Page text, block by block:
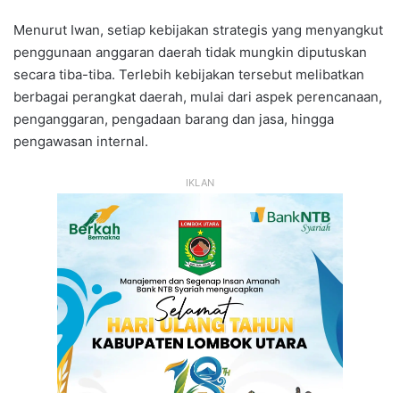
Menurut Iwan, setiap kebijakan strategis yang menyangkut
penggunaan anggaran daerah tidak mungkin diputuskan
secara tiba-tiba. Terlebih kebijakan tersebut melibatkan
berbagai perangkat daerah, mulai dari aspek perencanaan,
penganggaran, pengadaan barang dan jasa, hingga
pengawasan internal.
IKLAN